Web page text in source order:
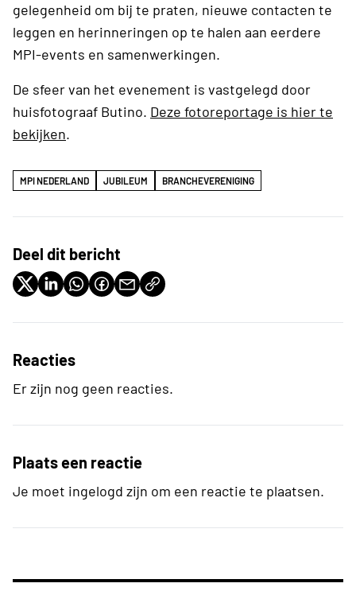
gelegenheid om bij te praten, nieuwe contacten te
leggen en herinneringen op te halen aan eerdere
MPI-events en samenwerkingen.
De sfeer van het evenement is vastgelegd door
huisfotograaf Butino. Deze fotoreportage is hier te
bekijken.
MPI NEDERLAND JUBILEUM BRANCHEVERENIGING
Deel dit bericht
Reacties
Er zijn nog geen reacties.
Plaats een reactie
Je moet ingelogd zijn om een reactie te plaatsen.